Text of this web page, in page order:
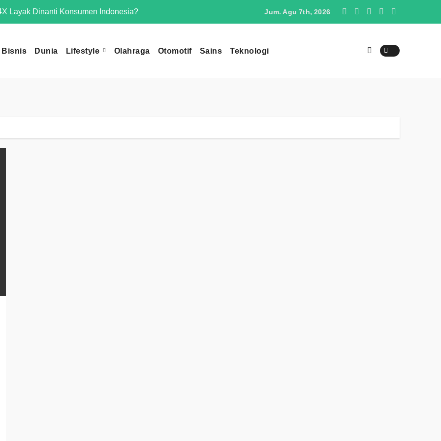
Layak Dinanti Konsumen Indonesia? Mengapa Omoda O4 Berpotensi Menjadi Penantang SUV Jepang di Indonesia
Jum. Agu 7th, 2026
Bisnis Dunia Lifestyle Olahraga Otomotif Sains Teknologi